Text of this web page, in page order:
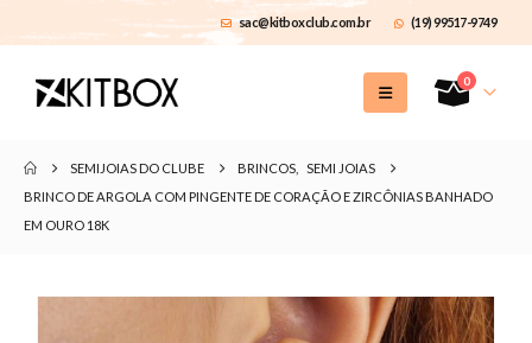
sac@kitboxclub.com.br (19) 99517-9749
0
SEMIJOIAS DO CLUBE BRINCOS
SEMI JOIAS
BRINCO DE ARGOLA COM PINGENTE DE CORAÇÃO E ZIRCÔNIAS BANHADO
EM OURO 18K